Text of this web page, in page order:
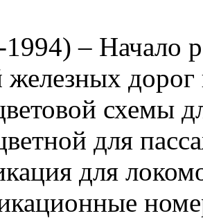
– Начало
железных
схемы
для
для